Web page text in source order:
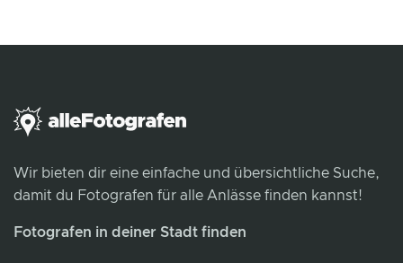
Wir bieten dir eine einfache und übersichtliche Suche,
damit du Fotografen für alle Anlässe finden kannst!
Fotografen in deiner Stadt finden